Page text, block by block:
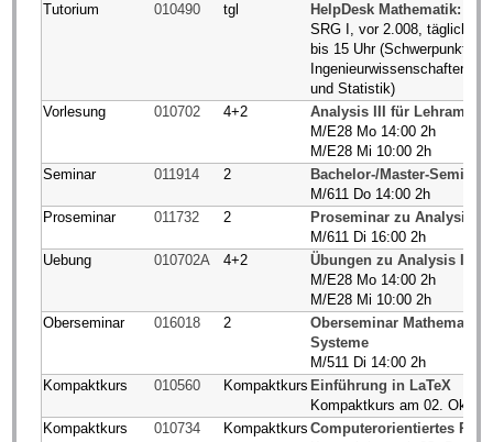
Tutorium
010490 tgl
HelpDesk Mathematik:
SRG I, vor 2.008, tägliche
bis 15 Uhr (Schwerpunkt
Ingenieurwissenschaften,
und Statistik)
Vorlesung
010702 4+2
Analysis III für Lehramt
M/E28 Mo 14:00 2h
M/E28 Mi 10:00 2h
Seminar
011914 2
Bachelor-/Master-
M/611 Do 14:00 2h
Proseminar
011732 2
Proseminar zu Analysis I/
M/611 Di 16:00 2h
Uebung
010702A 4+2
Übungen zu Analysis III
M/E28 Mo 14:00 2h
M/E28 Mi 10:00 2h
Oberseminar
016018 2
Oberseminar
Systeme
M/511 Di 14:00 2h
Kompaktkurs
010560 Kompaktkurs Einführung in LaTeX
Kompaktkurs am 02.
Kompaktkurs
010734 Kompaktkurs Computerorientiertes